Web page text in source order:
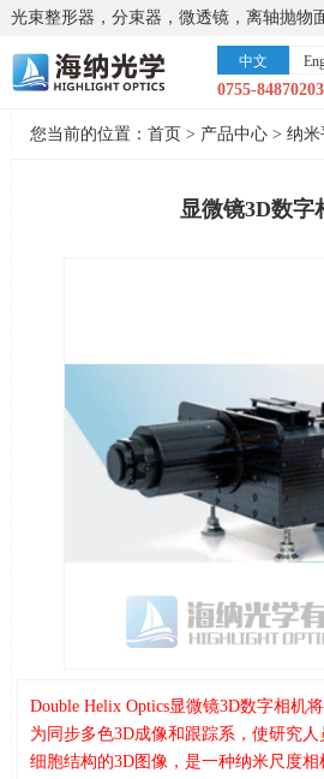
光束整形器，分束器，微透镜，离轴抛物
太阳能模拟器，显微镜载物台，激光器，
晶体
中文
0755-84870203
您当前的位置： 首页 > 产品中心> 纳米
显微镜3D数字
Double Helix Optics显微镜3D数字相机
为同步多色3D成像和跟踪系，使研究
细胞结构的3D图像，是一种纳米尺度